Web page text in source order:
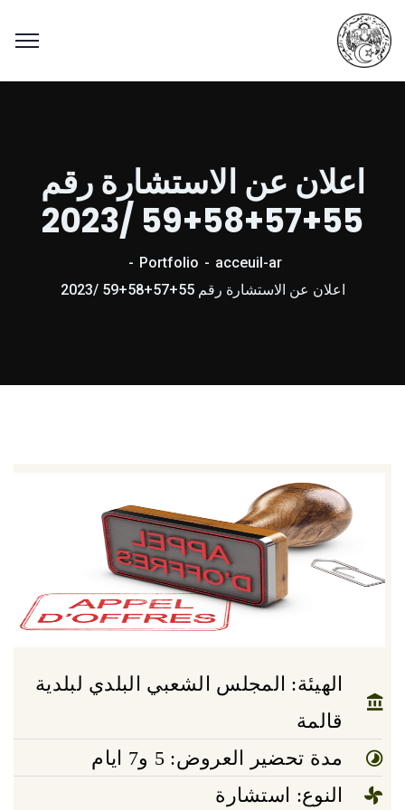
اعلان عن الاستشارة رقم
55+57+58+59 /2023
acceuil-ar
Portfolio
اعلان عن الاستشارة رقم 55+57+58+59 /2023
الهيئة: المجلس الشعبي البلدي لبلدية
قالمة
مدة تحضير العروض: 5 و7 ايام
النوع: استشارة